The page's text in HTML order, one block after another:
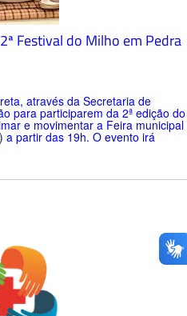
Festival do Milho em Pedra
através da Secretaria de
para participarem da 2ª edição do
e movimentar a Feira municipal
a partir das 19h. O evento irá